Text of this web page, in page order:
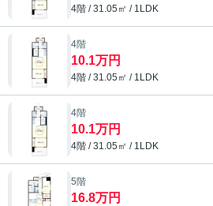
4階 / 31.05㎡ / 1LDK
4階
10.1万円
4階 / 31.05㎡ / 1LDK
4階
10.1万円
4階 / 31.05㎡ / 1LDK
5階
16.8万円